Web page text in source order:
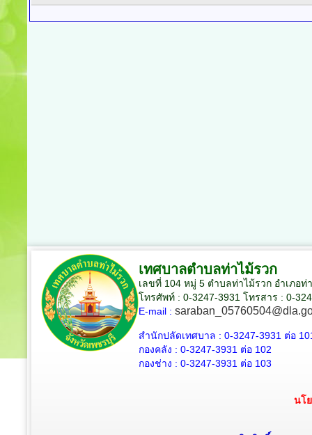
เทศบาลตำบลท่าไม้รวก
เลขที่ 104 หมู่ 5 ตำบลท่าไม้รวก อำเภอท่
โทรศัพท์ : 0-3247-3931 โทรสาร : 0-
E-mail :
สำนักปลัดเทศบาล : 0-3247-3931 ต่อ
กองคลัง : 0-3247-3931 ต่อ 102
กองช่าง : 0-3247-3931 ต่อ 103
นโ